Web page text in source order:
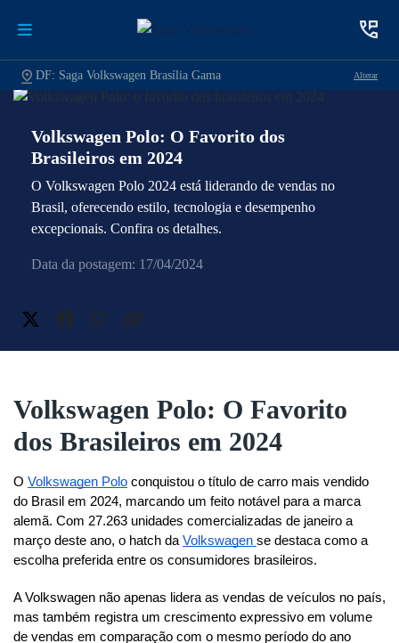
DF: Saga Volkswagen Brasília Gama Alterar
Volkswagen Polo: O Favorito dos
Brasileiros em 2024
O Volkswagen Polo 2024 está liderando de vendas no
Brasil, oferecendo estilo, tecnologia e desempenho
excepcionais. Confira os detalhes.
Data da postagem: 17/04/2024
Volkswagen Polo: O Favorito
dos Brasileiros em 2024
O Volkswagen Polo conquistou o título de carro mais vendido
do Brasil em 2024, marcando um feito notável para a marca
alemã. Com 27.263 unidades comercializadas de janeiro a
março deste ano, o hatch da Volkswagen se destaca como a
escolha preferida entre os consumidores brasileiros.
A Volkswagen não apenas lidera as vendas de veículos no país,
mas também registra um crescimento expressivo em volume
de vendas em comparação com o mesmo período do ano